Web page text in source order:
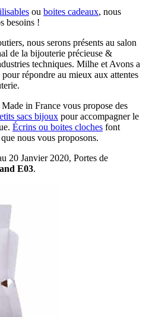
ou boites cadeaux, nous
besoins !
nous serons présents au salon
de la bijouterie précieuse &
techniques. Milhe et Avons a
répondre au mieux aux attentes
in France vous propose des
sacs bijoux pour accompagner le
Écrins ou boites cloches font
nous vous proposons.
20 Janvier 2020, Portes de
E03.